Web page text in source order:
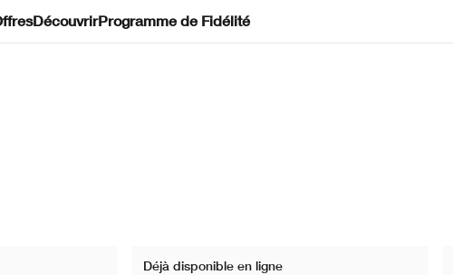
DécouvrirProgramme de Fidélité
Déjà disponible en ligne